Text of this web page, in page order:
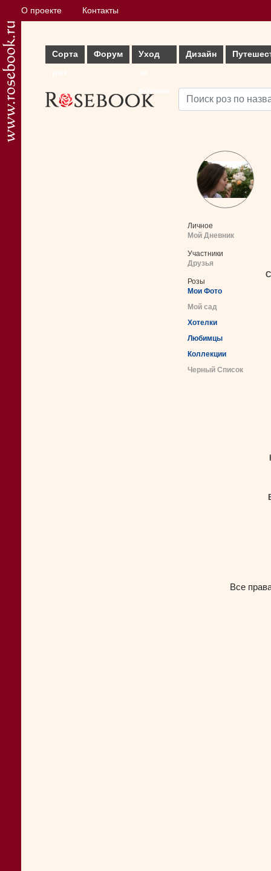
О проекте Контакты
Сорта
Форум
Уход
Дизайн
Личное
Мой Дневник
Участники
Друзья
Розы
Мои Фото
Мой сад
Хотелки
Любимцы
Коллекции
Черный Список
Все